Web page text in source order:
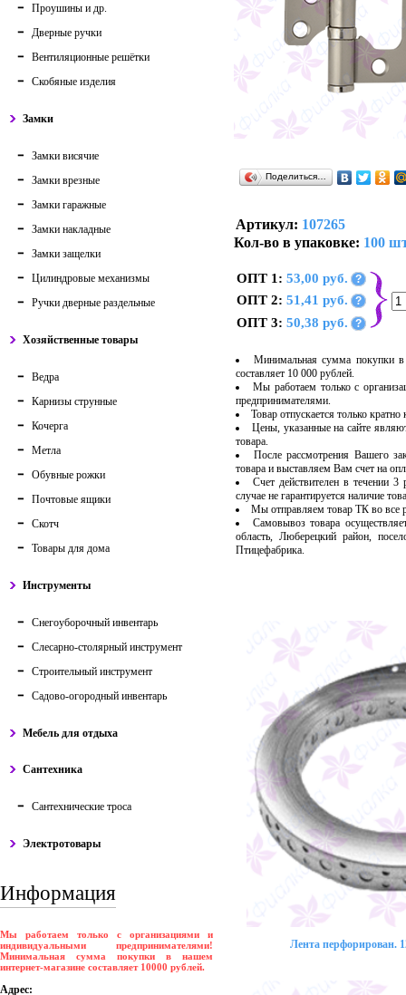
Проушины и др.
Дверные ручки
Вентиляционные решётки
Скобяные изделия
Замки
Замки висячие
Замки врезные
Замки гаражные
Замки накладные
Замки защелки
Цилиндровые механизмы
Ручки дверные раздельные
Хозяйственные товары
Ведра
Карнизы струнные
Кочерга
Метла
Обувные рожки
Почтовые ящики
Скотч
Товары для дома
Инструменты
Снегоуборочный инвентарь
Слесарно-столярный инструмент
Строительный инструмент
Садово-огородный инвентарь
Мебель для отдыха
Сантехника
Сантехнические троса
Электротовары
Информация
Мы работаем только с организациями и
индивидуальными предпринимателями!
Минимальная сумма покупки в нашем
интернет-магазине составляет 10000 рублей.
Адрес:
Поделиться…
Артикул: 107265
Кол-во в упаковке: 100
ОПТ 1: 53,00 руб. ?
ОПТ 2: 51,41 руб. ?
ОПТ 3: 50,38 руб. ?
Минимальная сумма покупки в
составляет 10 000 рублей.
Мы работаем только с
предпринимателями.
Товар отпускается только
Цены, указанные на сайте
товара.
После рассмотрения Вашего
товара и выставляем Вам счет на
Счет действителен в течении
случае не гарантируется наличие
Мы отправляем товар ТК во
Самовывоз товара
область, Люберецкий район,
Птицефабрика.
Лента перфорирован.